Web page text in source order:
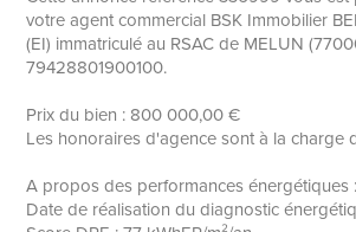
votre agent commercial BSK Immobilier
(EI) immatriculé au RSAC de MELUN
79428801900100.
Prix du bien : 800 000,00 €
Les honoraires d'agence sont à la charge
A propos des performances énergétiques :
Date de réalisation du diagnostic